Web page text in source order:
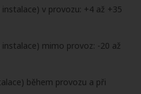
v provozu: +4 až +35
mimo provoz: -20 až
během provozu a při